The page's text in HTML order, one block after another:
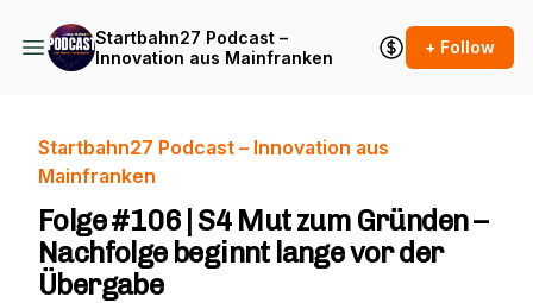
Startbahn27 Podcast –
Innovation aus Mainfranken
+ Follow
Startbahn27 Podcast – Innovation aus
Mainfranken
Folge #106 | S4 Mut zum Gründen –
Nachfolge beginnt lange vor der
Übergabe